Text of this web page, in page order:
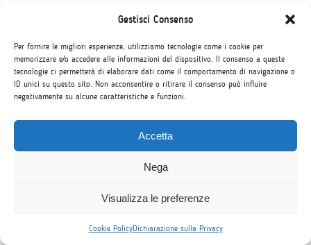
Gestisci Consenso
Per fornire le migliori esperienze, utilizziamo tecnologie come i cookie per
memorizzare e/o accedere alle informazioni del dispositivo. Il consenso a queste
tecnologie ci permetterà di elaborare dati come il comportamento di navigazione o
ID unici su questo sito. Non acconsentire o ritirare il consenso può influire
negativamente su alcune caratteristiche e funzioni.
Accetta
Nega
Visualizza le preferenze
Cookie PolicyDichiarazione sulla Privacy
exchange ,studiare in canada.
Cerca tra gli Articoli